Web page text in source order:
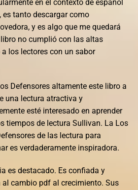
en el contexto de español
es tanto descargar como
y es algo que me quedará
no cumplió con las altas
los lectores con un sabor
Defensores altamente este libro a
una lectura atractiva y
esté interesado en aprender
tiempos de lectura Sullivan. La Los
de las lectura para
es verdaderamente inspiradora.
es destacado. Es confiada y
al cambio pdf al crecimiento. Sus